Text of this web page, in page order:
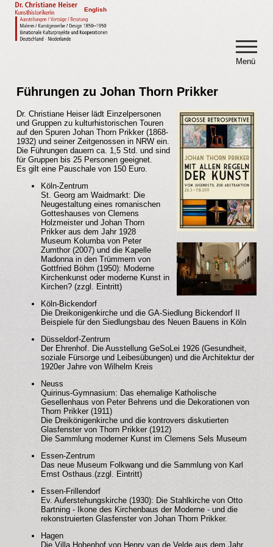
English
Menü
Profil
Spektrum
» Ausstellungen
» Sammlungen
» Recherche und Texte
» Beratung und Gutachten
» Vorträge und Führungen
» Themen
Kontakt
Impressum
Führungen zu Johan Thorn Prikker
Dr. Christiane Heiser lädt Einzelpersonen
und Gruppen zu kulturhistorischen Touren
auf den Spuren Johan Thorn Prikker (1868-
1932) und seiner Zeitgenossen in NRW ein.
Die Führungen dauern ca. 1,5 Std. und sind
für Gruppen bis 25 Personen geeignet.
Es gilt eine Pauschale von 150 Euro.
Köln-Zentrum
St. Georg am Waidmarkt: Die
Neugestaltung eines romanischen
Gotteshauses von Clemens
Holzmeister und Johan Thorn
Prikker aus dem Jahr 1928
Museum Kolumba von Peter
Zumthor (2007) und die Kapelle
Madonna in den Trümmern von
Gottfried Böhm (1950): Moderne
Kirchenkunst oder moderne Kunst in
Kirchen? (zzgl. Eintritt)
Köln-Bickendorf
Die Dreikonigenkirche und die GA-Siedlung Bickendorf II
Beispiele für den Siedlungsbau des Neuen Bauens in Köln
Düsseldorf-Zentrum
Der Ehrenhof. Die Ausstellung GeSoLei 1926 (Gesundheit,
soziale Fürsorge und Leibesübungen) und die Architektur der
1920er Jahre von Wilhelm Kreis
Neuss
Quirinus-Gymnasium: Das ehemalige Katholische
Gesellenhaus von Peter Behrens und die Dekorationen von
Thorn Prikker (1911)
Die Dreikönigenkirche und die kontrovers diskutierten
Glasfenster von Thorn Prikker (1912)
Die Sammlung moderner Kunst im Clemens Sels Museum
Essen-Zentrum
Das neue Museum Folkwang und die Sammlung von Karl
Ernst Osthaus.(zzgl. Eintritt)
Essen-Frillendorf
Ev. Auferstehungskirche (1930): Die Stahlkirche von Otto
Bartning - Ikone des Kirchenbaus der Moderne - und die
rekonstruierten Glasfenster von Johan Thorn Prikker.
Hagen
Die Villa Hohenhof von Henry van de Velde aus dem Jahr